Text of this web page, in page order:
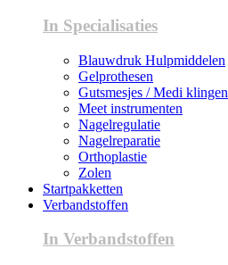
In Specialisaties
Blauwdruk Hulpmiddelen
Gelprothesen
Gutsmesjes / Medi klingen
Meet instrumenten
Nagelregulatie
Nagelreparatie
Orthoplastie
Zolen
Startpakketten
Verbandstoffen
In Verbandstoffen